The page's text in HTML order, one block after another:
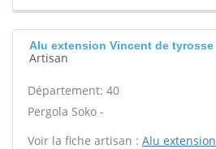
Alu extension Vincent de tyrosse
Artisan
Département: 40
Pergola Soko -
Voir la fiche artisan : Alu extension